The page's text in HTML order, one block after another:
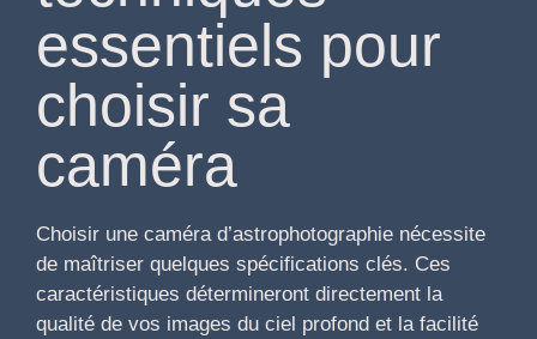
essentiels pour
choisir sa
caméra
Choisir une caméra d’astrophotographie nécessite
de maîtriser quelques spécifications clés. Ces
caractéristiques détermineront directement la
qualité de vos images du ciel profond et la facilité